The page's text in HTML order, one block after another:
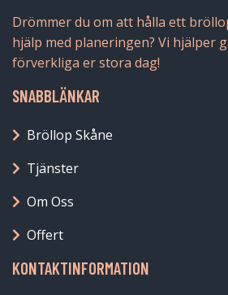
Drömmer du om att hålla ett
hjälp med planeringen? Vi hjälper
förverkliga er stora dag!
SNABBLÄNKAR
Bröllop Skåne
Tjänster
Om Oss
Offert
KONTAKTINFORMATION